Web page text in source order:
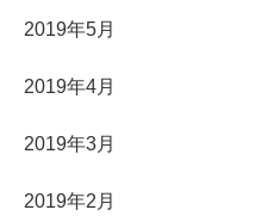
2019年5月
2019年4月
2019年3月
2019年2月